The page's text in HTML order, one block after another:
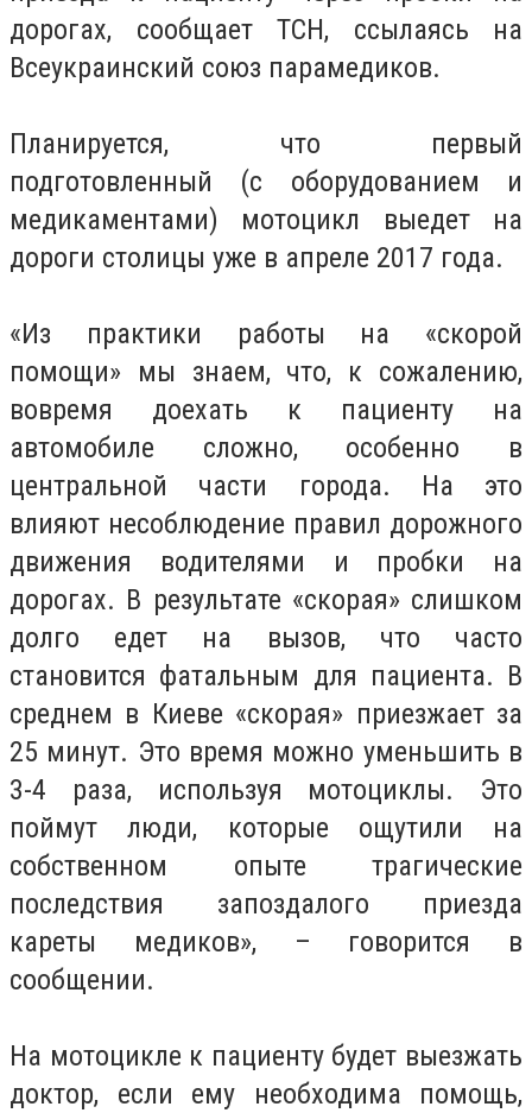
дорогах, сообщает ТСН, ссылаясь на
Всеукраинский союз парамедиков.
Планируется, что первый
подготовленный (с оборудованием и
медикаментами) мотоцикл выедет на
дороги столицы уже в апреле 2017 года.
«Из практики работы на «скорой
помощи» мы знаем, что, к сожалению,
вовремя доехать к пациенту на
автомобиле сложно, особенно в
центральной части города. На это
влияют несоблюдение правил дорожного
движения водителями и пробки на
дорогах. В результате «скорая» слишком
долго едет на вызов, что часто
становится фатальным для пациента. В
среднем в Киеве «скорая» приезжает за
25 минут. Это время можно уменьшить в
3-4 раза, используя мотоциклы. Это
поймут люди, которые ощутили на
собственном опыте трагические
последствия запоздалого приезда
кареты медиков», – говорится в
сообщении.
На мотоцикле к пациенту будет выезжать
доктор, если ему необходима помощь,